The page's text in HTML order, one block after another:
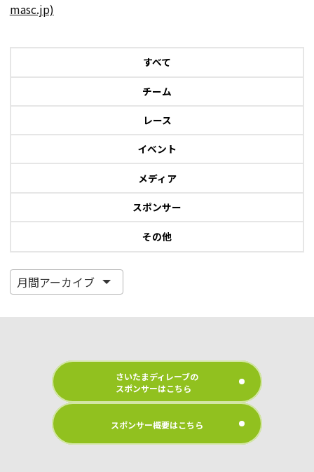
masc.jp)
すべて
チーム
レース
イベント
メディア
スポンサー
その他
さいたまディレーブの
スポンサーはこちら
スポンサー概要はこちら